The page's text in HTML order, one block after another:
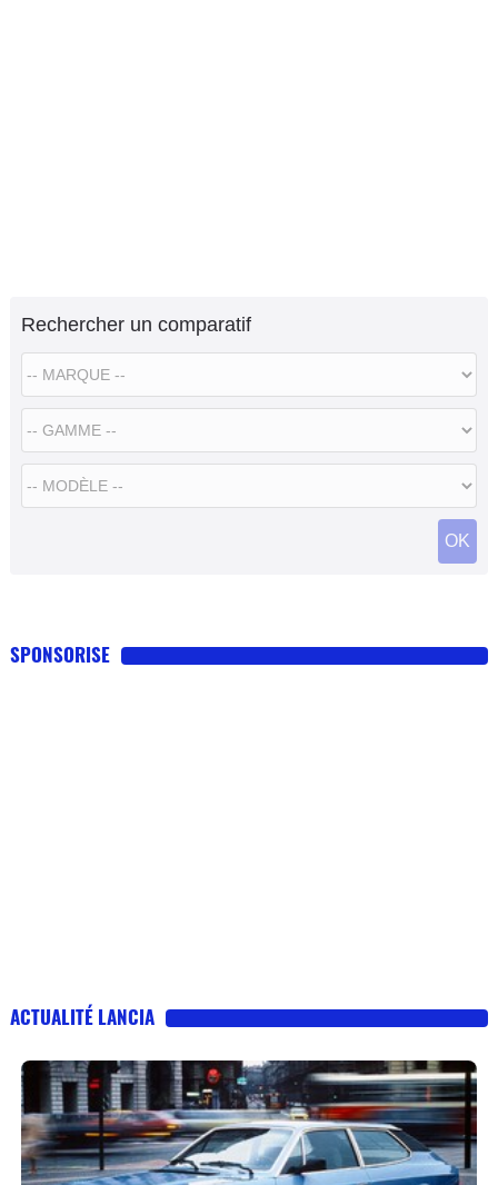
Rechercher un comparatif
OK
SPONSORISE
ACTUALITÉ LANCIA